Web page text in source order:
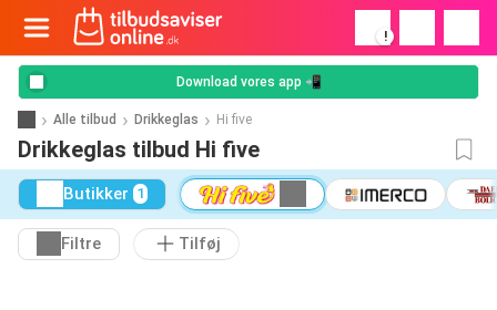
!
Download vores app 📲
Alle tilbud Drikkeglas Hi five
Drikkeglas tilbud Hi five
Butikker 1
Filtre Tilføj